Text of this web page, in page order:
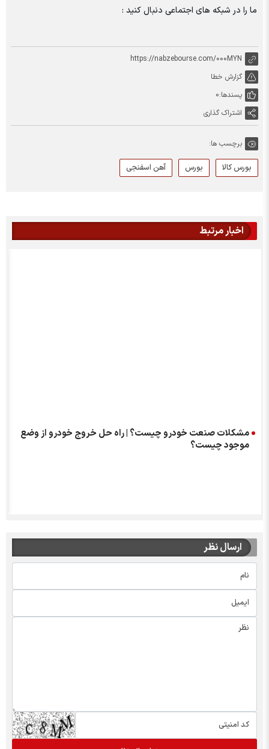
ما را در شبکه های اجتماعی دنبال کنید :
https://nabzebourse.com/000MYN
گزارش خطا
پسندها:0
اشتراک گذاری
برچسب ها:
بورس کالا بورس آهن اسفنجی
اخبار مرتبط
مشکلات صنعت خودرو چیست؟ | راه حل خروج خودرو از وضع
موجود چیست؟
ارسال نظر